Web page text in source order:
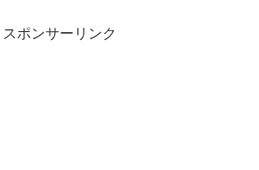
スポンサーリンク